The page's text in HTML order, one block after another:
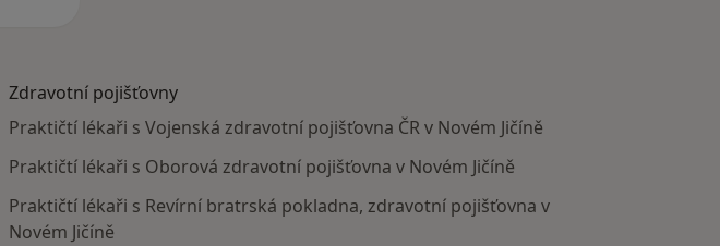
Zdravotní pojišťovny
Praktičtí lékaři s Vojenská zdravotní pojišťovna ČR v Novém Jičíně
Praktičtí lékaři s Oborová zdravotní pojišťovna v Novém Jičíně
Praktičtí lékaři s Revírní bratrská pokladna, zdravotní pojišťovna v
Novém Jičíně